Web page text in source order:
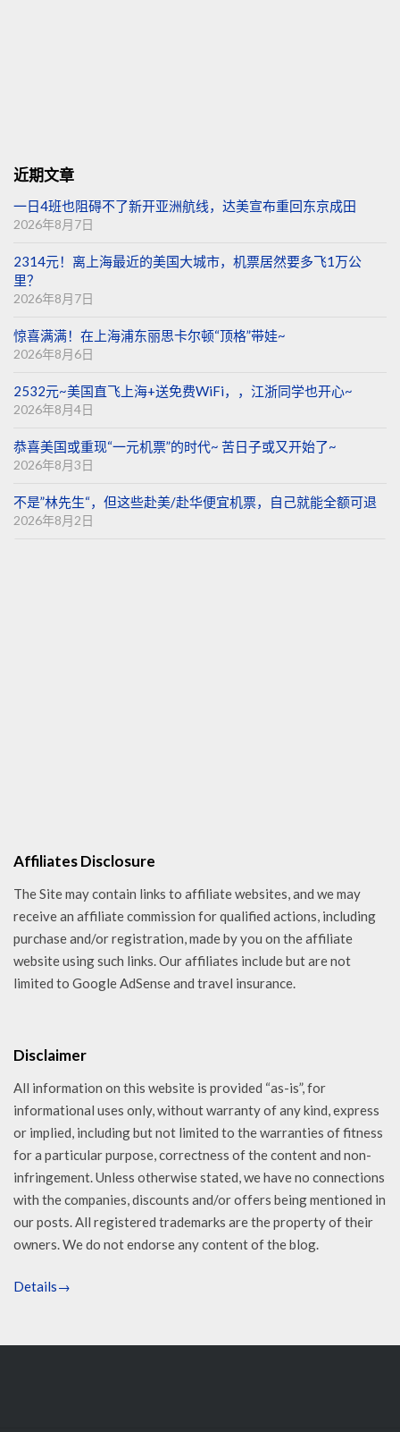
近期文章
一日4班也阻碍不了新开亚洲航线，达美宣布重回东京成田
2026年8月7日
2314元！离上海最近的美国大城市，机票居然要多飞1万公
里？
2026年8月7日
惊喜满满！在上海浦东丽思卡尔顿“顶格”带娃~
2026年8月6日
2532元~美国直飞上海+送免费WiFi，，江浙同学也开心~
2026年8月4日
恭喜美国或重现“一元机票”的时代~ 苦日子或又开始了~
2026年8月3日
不是”林先生“，但这些赴美/赴华便宜机票，自己就能全额可退
2026年8月2日
Affiliates Disclosure
The Site may contain links to affiliate websites, and we may
receive an affiliate commission for qualified actions, including
purchase and/or registration, made by you on the affiliate
website using such links. Our affiliates include but are not
limited to Google AdSense and travel insurance.
Disclaimer
All information on this website is provided “as-is”, for
informational uses only, without warranty of any kind, express
or implied, including but not limited to the warranties of fitness
for a particular purpose, correctness of the content and non-
infringement. Unless otherwise stated, we have no connections
with the companies, discounts and/or offers being mentioned in
our posts. All registered trademarks are the property of their
owners. We do not endorse any content of the blog.
Details→